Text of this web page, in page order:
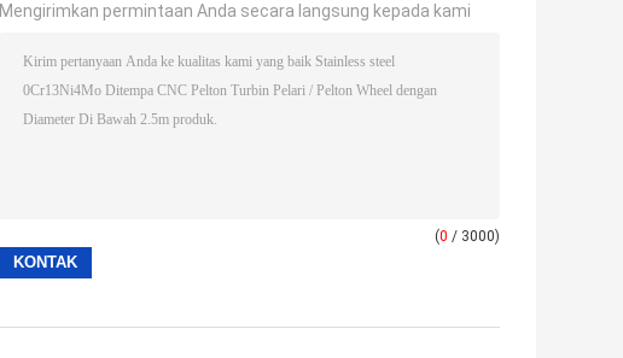
Mengirimkan permintaan Anda secara langsung kepada kami
(0 / 3000)